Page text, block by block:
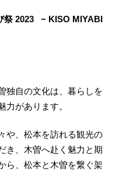
祭 2023 − KISO MIYABI
独自の文化は、暮らしを
力があります。
や、松本を訪れる観光の
き、木曽へ赴く魅力と期
ら、松本と木曽を繋ぐ架